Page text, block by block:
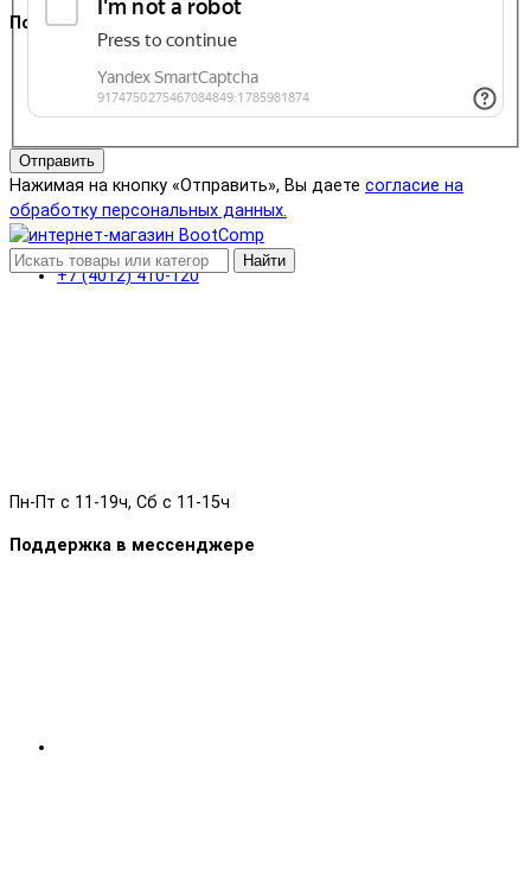
Поддержка
+7 (4012) 410-120
Пн-Пт с 11-19ч, Сб с 11-15ч
Поддержка в мессенджере
Отправить
Нажимая на кнопку «Отправить», Вы даете согласие на
обработку персональных данных.
Найти